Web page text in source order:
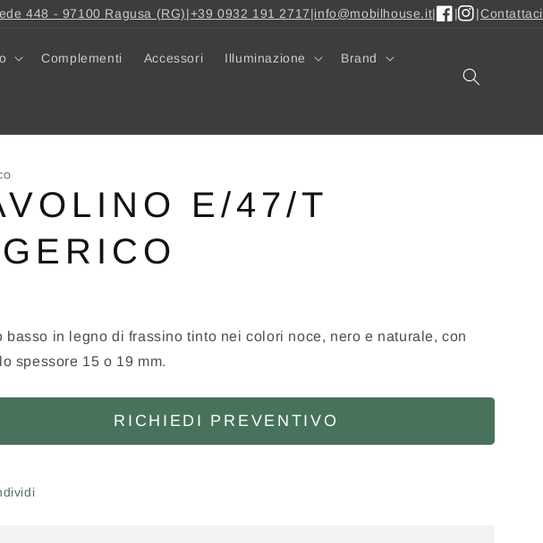
448 - 97100 Ragusa (RG)|+39 0932 191 2717|info@mobilhouse.it|
|
|Contattaci
Complementi Accessori Illuminazione Brand
E/47/T
basso in legno di frassino tinto nei colori noce, nero e naturale, con
spessore 15 o 19 mm.
RICHIEDI PREVENTIVO